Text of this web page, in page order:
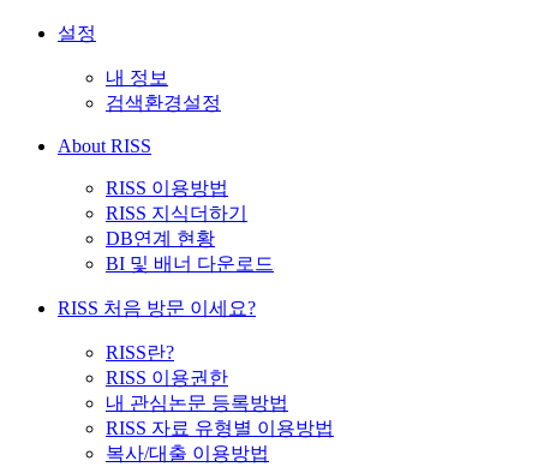
설정
내 정보
검색환경설정
About RISS
RISS 이용방법
RISS 지식더하기
DB연계 현황
BI 및 배너 다운로드
RISS 처음 방문 이세요?
RISS란?
RISS 이용권한
내 관심논문 등록방법
RISS 자료 유형별 이용방법
복사/대출 이용방법